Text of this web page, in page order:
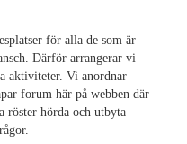
för alla de som är
Därför arrangerar vi
aktiviteter. Vi anordnar
forum här på webben där
röster hörda och utbyta